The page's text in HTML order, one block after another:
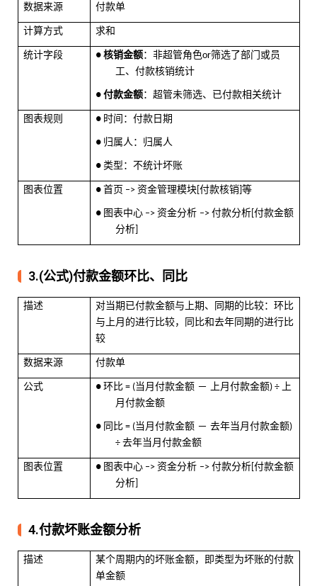
数据来源 付款单
计算方式 求和
统计字段 ●核销金额：非超管角色or筛选了部门或员
工、付款核销统计
●付款金额：超管未筛选、已付款相关统计
图表规则 ● 时间：付款日期
● 归属人：归属人
● 类型：不统计坏账
图表位置 ●首页 –>资金管理模块 [付款核销 ]等
● 图表中心 –>资金分析 –>付款分析 [付款金额
分析
3.(公式)付款金额环比、同比
描述
对当期已付款金额与上期、同期的比较：环比
与上月的进行比较，同比和去年同期的进行比
较
数据来源 付款单
公式 ●环比 = (当月付款金额 － 上月付款金额) ÷
上
月付款金额
● 同比 = (当月付款金额 － 去年当月付款金额)
÷去年当月付款金额
图表位置 ● 图表中心 –>资金分析 –>付款分析 [付款金额
分析
4.付款坏账金额分析
描述
某个周期内的坏账金额，即类型为坏账的付款
单金额